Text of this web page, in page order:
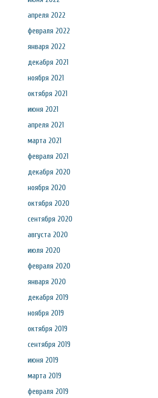
апреля 2022
февраля 2022
января 2022
декабря 2021
ноября 2021
октября 2021
июня 2021
апреля 2021
марта 2021
февраля 2021
декабря 2020
ноября 2020
октября 2020
сентября 2020
августа 2020
июля 2020
февраля 2020
января 2020
декабря 2019
ноября 2019
октября 2019
сентября 2019
июня 2019
марта 2019
февраля 2019